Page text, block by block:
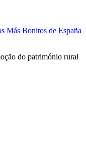
Más Bonitos de España
do património rural